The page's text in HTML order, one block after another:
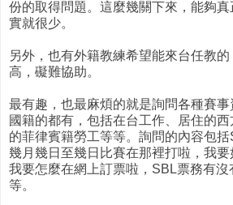
份的取得問題。這麼幾關下來，能夠
實就很少。
另外，也有外籍教練希望能來台任教
高，礙難協助。
最有趣，也最麻煩的就是詢問各種賽
國籍的都有，包括在台工作、居住的
的菲律賓籍勞工等等。詢問的內容包括
幾月幾日至幾日比賽在那裡打啦，我要
我要怎麼在網上訂票啦，SBL票務有
等。